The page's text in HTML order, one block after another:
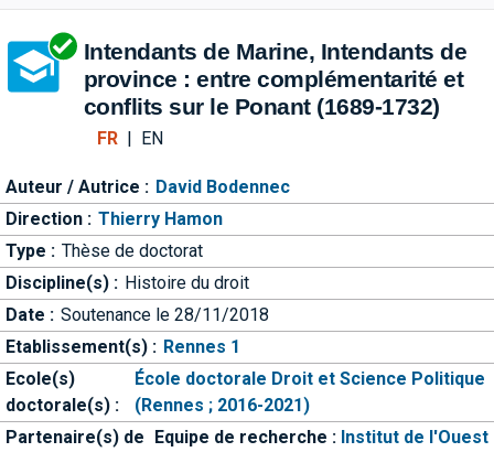
Aller directement à la barre
Intendants de Marine, Intendants de
province : entre complémentarité et
conflits sur le Ponant (1689-1732)
FR| EN
Auteur / Autrice : David Bodennec
Direction : Thierry Hamon
Type : Thèse de doctorat
Discipline(s) : Histoire du droit
Date : Soutenance le 28/11/2018
Etablissement(s) : Rennes 1
Ecole(s)
doctorale(s) :
École doctorale Droit et Science Politique
(Rennes ; 2016-2021)
Partenaire(s) de
Equipe de recherche : Institut de l'Ouest